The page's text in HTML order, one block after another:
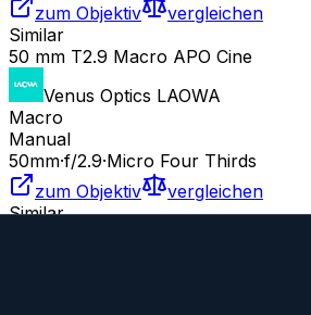
zum Objektiv
vergleichen
Similar
50 mm T2.9 Macro APO Cine
Venus Optics LAOWA
Macro
Manual
50mm·f/2.9·Micro Four Thirds
zum Objektiv
vergleichen
Similar